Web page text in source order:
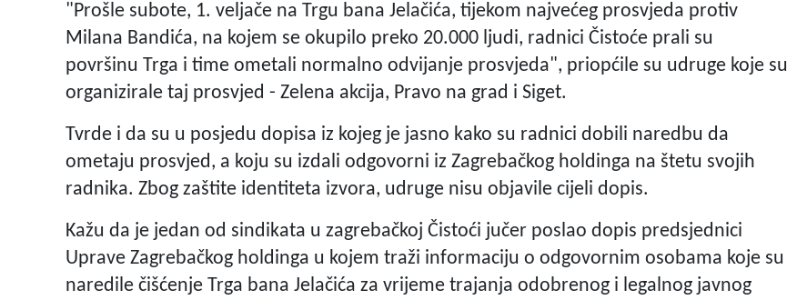
"Prošle subote, 1. veljače na Trgu bana Jelačića, tijekom najvećeg prosvjeda protiv
Milana Bandića, na kojem se okupilo preko 20.000 ljudi, radnici Čistoće prali su
površinu Trga i time ometali normalno odvijanje prosvjeda", priopćile su udruge koje su
organizirale taj prosvjed - Zelena akcija, Pravo na grad i Siget.
Tvrde i da su u posjedu dopisa iz kojeg je jasno kako su radnici dobili naredbu da
ometaju prosvjed, a koju su izdali odgovorni iz Zagrebačkog holdinga na štetu svojih
radnika. Zbog zaštite identiteta izvora, udruge nisu objavile cijeli dopis.
Kažu da je jedan od sindikata u zagrebačkoj Čistoći jučer poslao dopis predsjednici
Uprave Zagrebačkog holdinga u kojem traži informaciju o odgovornim osobama koje su
naredile čišćenje Trga bana Jelačića za vrijeme trajanja odobrenog i legalnog javnog